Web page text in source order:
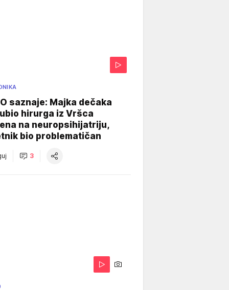
saznaje: Majka dečaka
hirurga iz Vršca
na neuropsihijatriju,
bio problematičan
3